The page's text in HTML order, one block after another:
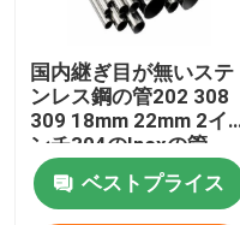
国内継ぎ目が無いステ
ンレス鋼の管202 308
309 18mm 22mm 2イ
ンチ304のInoxの管
ベストプライス